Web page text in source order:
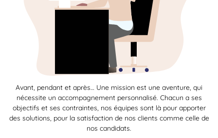
Avant, pendant et après… Une mission est une aventure, qui
nécessite un accompagnement personnalisé. Chacun a ses
objectifs et ses contraintes, nos équipes sont là pour apporter
des solutions, pour la satisfaction de nos clients comme celle de
nos candidats.